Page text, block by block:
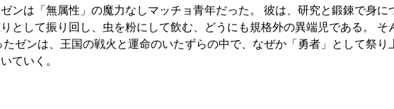
ンは「無属性」の魔力なしマッチョ青年だった。 彼は、研究と鍛錬で身
として振り回し、虫を粉にして飲む、どうにも規格外の異端児である。
ゼンは、王国の戦火と運命のいたずらの中で、なぜか「勇者」として祭
ていく。